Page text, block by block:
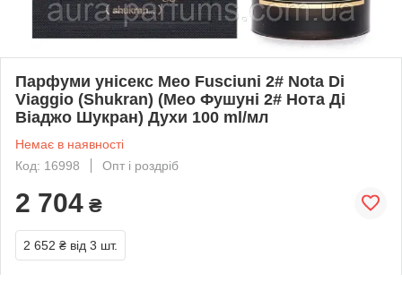
Парфуми унісекс Meo Fusciuni 2# Nota Di
Viaggio (Shukran) (Мео Фушуні 2# Нота Ді
Віаджо Шукран) Духи 100 ml/мл
Немає в наявності
Код: 16998
Опт і роздріб
2 704 ₴
2 652 ₴ від 3 шт.